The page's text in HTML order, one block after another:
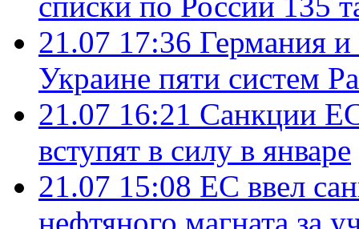
21.07 17:36 Германия
Украине пяти систем
21.07 16:21 Санкции
вступят в силу в январе
21.07 15:08 ЕС ввел
нефтяного магната за